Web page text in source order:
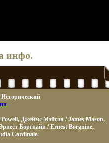
инфо.
Джеймс Мэйсон / James Mason,
Боргнайн / Ernest Borgnine,
Cardinale.